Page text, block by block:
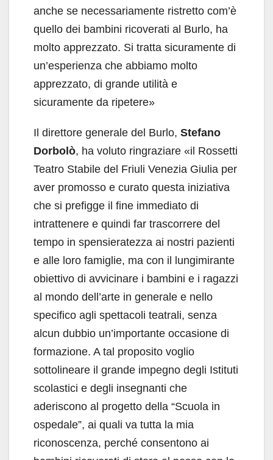
anche se necessariamente ristretto com’è
quello dei bambini ricoverati al Burlo, ha
molto apprezzato. Si tratta sicuramente di
un’esperienza che abbiamo molto
apprezzato, di grande utilità e
sicuramente da ripetere»
Il direttore generale del Burlo, Stefano
Dorbolò, ha voluto ringraziare «il Rossetti
Teatro Stabile del Friuli Venezia Giulia per
aver promosso e curato questa iniziativa
che si prefigge il fine immediato di
intrattenere e quindi far trascorrere del
tempo in spensieratezza ai nostri pazienti
e alle loro famiglie, ma con il lungimirante
obiettivo di avvicinare i bambini e i ragazzi
al mondo dell’arte in generale e nello
specifico agli spettacoli teatrali, senza
alcun dubbio un’importante occasione di
formazione. A tal proposito voglio
sottolineare il grande impegno degli Istituti
scolastici e degli insegnanti che
aderiscono al progetto della “Scuola in
ospedale”, ai quali va tutta la mia
riconoscenza, perché consentono ai